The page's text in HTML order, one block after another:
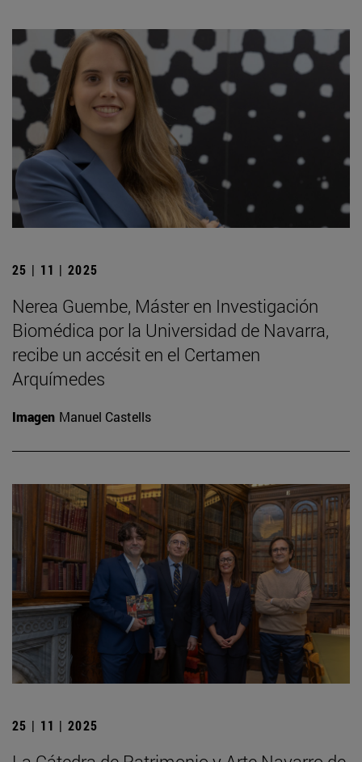
25 | 11 | 2025
Nerea Guembe, Máster en Investigación
Biomédica por la Universidad de Navarra,
recibe un accésit en el Certamen
Arquímedes
Imagen Manuel Castells
25 | 11 | 2025